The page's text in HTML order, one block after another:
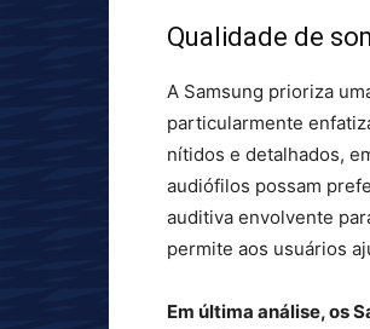
Qualidade de
A Samsung prioriza
particularmente
nítidos e detalhados,
audiófilos possam
auditiva envolvente
permite aos usuários
Em última análise, os